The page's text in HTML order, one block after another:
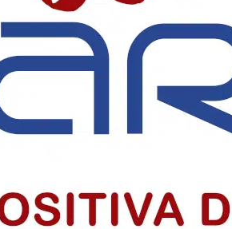
de Colombia
su independencia y sigue inspirando a